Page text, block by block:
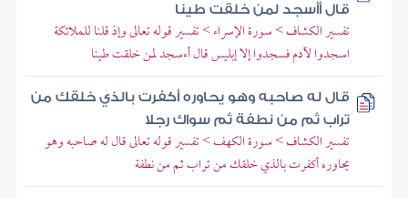
قال أأسجد لمن خلقت طينا
تفسير الكشاف > سورة الإسراء > تفسير قوله تعالى وإذ قلنا للملائكة
اسجدوا لآدم فسجدوا إلا إبليس قال أءسجد لمن خلقت طينا
قال له صاحبه وهو يحاوره أكفرت بالذي خلقك من
تراب ثم من نطفة ثم سواك رجلا
تفسير الكشاف > سورة الكهف > تفسير قوله تعالى قال له صاحبه وهو
يحاوره أكفرت بالذي خلقك من تراب ثم من نطفة